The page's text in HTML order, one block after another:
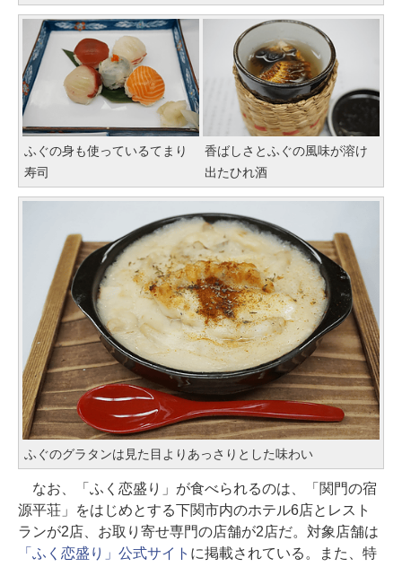
ふぐの身も使っているてまり
寿司
香ばしさとふぐの風味が溶け
出たひれ酒
ふぐのグラタンは見た目よりあっさりとした味わい
なお、「ふく恋盛り」が食べられるのは、「関門の宿
源平荘」をはじめとする下関市内のホテル6店とレスト
ランが2店、お取り寄せ専門の店舗が2店だ。対象店舗は
「ふく恋盛り」公式サイト に掲載されている。また、特